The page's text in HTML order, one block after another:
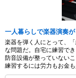
一人暮らしで楽器演奏
楽器を弾く人にとって、
な問題だ。自宅に練習で
防音設備が整っていない
練習するには労力もお金も